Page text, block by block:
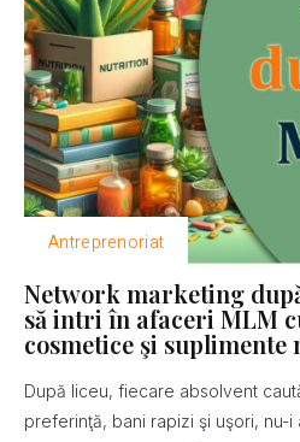
Antreprenoriat
Network marketing
să intri în afaceri MLM
cosmetice şi
După liceu, fiecare absolvent
preferinţă, bani rapizi şi uşori, nu-i